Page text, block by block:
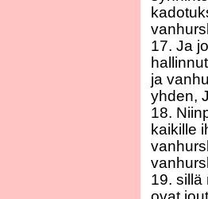
17. Ja
ja
yhden,
18.
kaikille
19. sillä